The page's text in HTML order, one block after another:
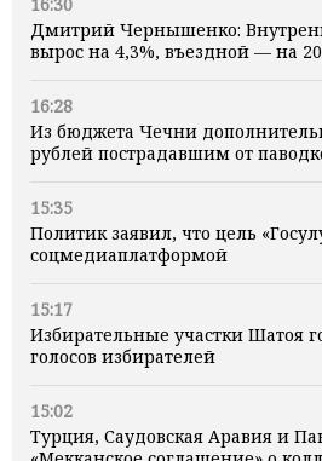
16:30
Дмитрий Чернышенко:
вырос на 4,3%, въездной — на
16:28
Из бюджета Чечни
рублей пострадавшим от
15:35
Политик заявил, что цель
соцмедиаплатформой
15:17
Избирательные участки Шатоя
голосов избирателей
15:02
Турция, Саудовская Аравия и